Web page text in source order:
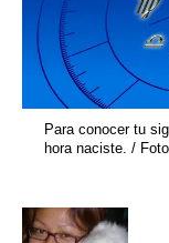
Para conocer tu
hora naciste. /